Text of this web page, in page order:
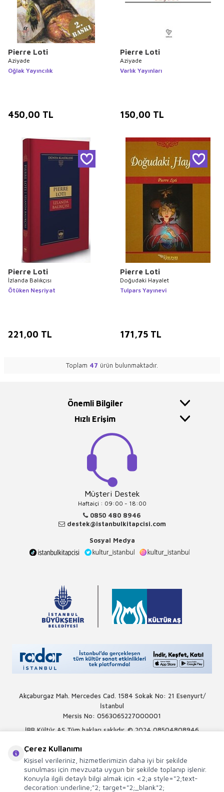
Pierre Loti
Aziyade
Oğlak Yayıncılık
450,00 TL
Pierre Loti
Aziyade
Varlık Yayınları
150,00 TL
Pierre Loti
İzlanda Balıkçısı
Ötüken Neşriyat
221,00 TL
Pierre Loti
Doğudaki Hayalet
Tulpars Yayınevi
171,75 TL
Toplam 47 ürün bulunmaktadır.
Önemli Bilgiler
Hızlı Erişim
Müşteri Destek
Haftaiçi : 09:00 - 18:00
0850 480 8946
destek@istanbulkitapcisi.com
Sosyal Medya
Akçaburgaz Mah. Mercedes Cad. 1584 Sokak No: 21 Esenyurt/
İstanbul
Mersis No: 0563065227000001
İBB Kültür AŞ Tüm hakları saklıdır. © 2024 08504808946
Çerez Kullanımı
Kişisel verileriniz, hizmetlerimizin daha iyi bir şekilde
sunulması için mevzuata uygun bir şekilde toplanıp işlenir.
Konuyla ilgili detaylı bilgi almak için <2;a style="2;text-
decoration:underline;"2; target="2;_blank"2;